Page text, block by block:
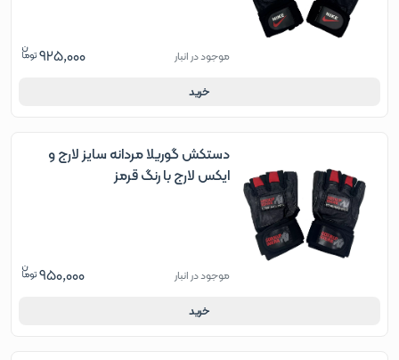
موجود در انبار 925,000
خرید
دستکش گوریلا مردانه سایز لارج و
ایکس لارج با رنگ قرمز
موجود در انبار 950,000
خرید